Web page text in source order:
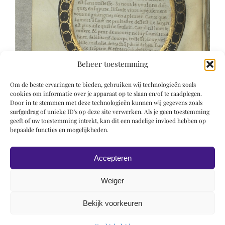
Beheer toestemming
Om de beste ervaringen te bieden, gebruiken wij technologieën zoals
cookies om informatie over je apparaat op te slaan en/of te raadplegen.
Door in te stemmen met deze technologieën kunnen wij gegevens zoals
surfgedrag of unieke ID's op deze site verwerken. Als je geen toestemming
geeft of uw toestemming intrekt, kan dit een nadelige invloed hebben op
bepaalde functies en mogelijkheden.
Accepteren
Weiger
Bekijk voorkeuren